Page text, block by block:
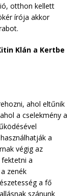
otthon kellett
írója akkor
Klán a Kertbe
ahol eltűnik
a cselekmény a
a
végig az
fektetni a
zenék
a fő
szánunk